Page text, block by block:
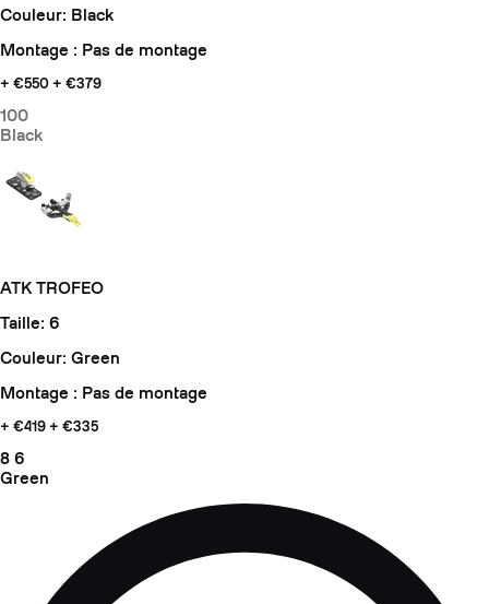
Couleur: Black
Montage : Pas de montage
+ €550 + €379
100
Black
ATK TROFEO
Taille: 6
Couleur: Green
Montage : Pas de montage
+ €419 + €335
8 6
Green